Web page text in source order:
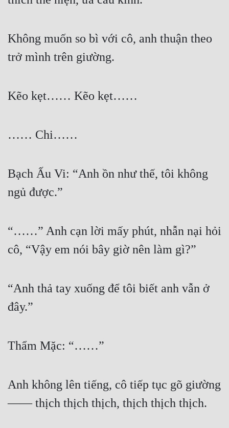
Không muốn so bì với cô, anh thuận theo
trở mình trên giường.
Kẽo kẹt…… Kẽo kẹt……
…… Chi……
Bạch Ấu Vi: “Anh ồn như thế, tôi không
ngủ được.”
“……” Anh cạn lời mấy phút, nhẫn nại hỏi
cô, “Vậy em nói bây giờ nên làm gì?”
“Anh thả tay xuống để tôi biết anh vẫn ở
đây.”
Thẩm Mặc: “……”
Anh không lên tiếng, cô tiếp tục gõ giường
—— thịch thịch thịch, thịch thịch thịch.